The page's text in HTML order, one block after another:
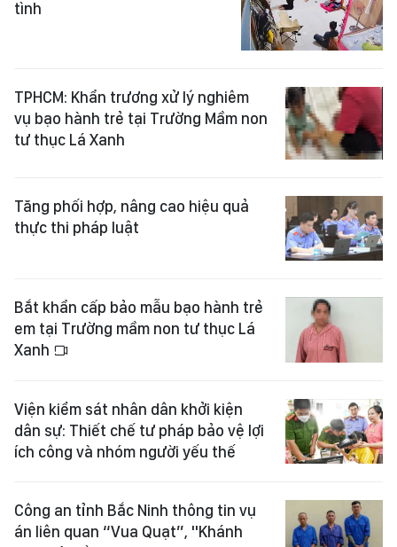
tình
TPHCM: Khẩn trương xử lý nghiêm
vụ bạo hành trẻ tại Trường Mầm non
tư thục Lá Xanh
Tăng phối hợp, nâng cao hiệu quả
thực thi pháp luật
Bắt khẩn cấp bảo mẫu bạo hành trẻ
em tại Trường mầm non tư thục Lá
Xanh
Viện kiểm sát nhân dân khởi kiện
dân sự: Thiết chế tư pháp bảo vệ lợi
ích công và nhóm người yếu thế
Công an tỉnh Bắc Ninh thông tin vụ
án liên quan “Vua Quạt”, "Khánh